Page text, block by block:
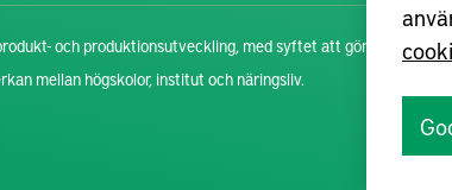
och produktionsutveckling, med syftet att göra
mellan högskolor, institut och näringsliv.